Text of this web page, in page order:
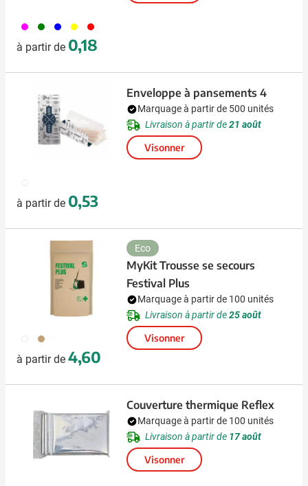
046 004 005 006 008
à partir de 0,18
002
à partir de 0,53
Enveloppe à pansements 4
Marquage à partir de 500 unités
Livraison à partir de21 août
Visonner
002 090
à partir de 4,60
Eco
MyKit Trousse se secours
Festival Plus
Marquage à partir de 100 unités
Livraison à partir de25 août
Visonner
Couverture thermique Reflex
Marquage à partir de 100 unités
Livraison à partir de 17 août
Visonner